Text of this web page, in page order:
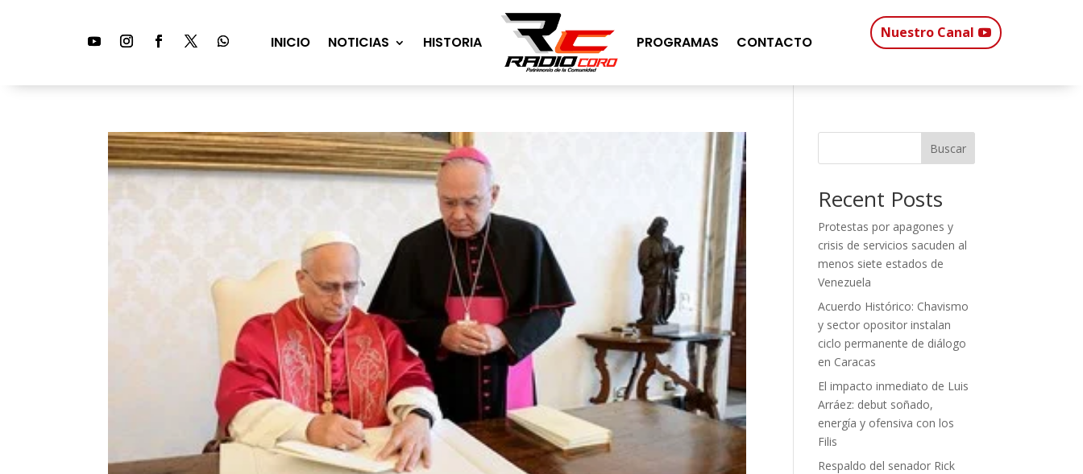
INICIO NOTICIAS HISTORIA PROGRAMAS CONTACTO
Nuestro Canal
Buscar
Recent Posts
Protestas por apagones y
crisis de servicios sacuden al
menos siete estados de
Venezuela
Acuerdo Histórico: Chavismo
y sector opositor instalan
ciclo permanente de diálogo
en Caracas
El impacto inmediato de Luis
Arráez: debut soñado,
energía y ofensiva con los
Filis
Respaldo del senador Rick